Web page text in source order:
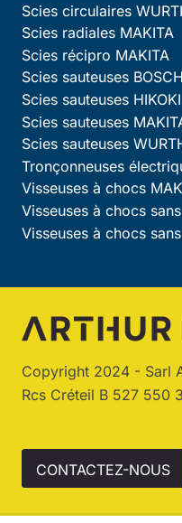
Scies circulaires
Scies radiales MAKITA
Scies récipro MAKITA
Scies sauteuses BOSCH
Scies sauteuses
Scies sauteuses
Scies sauteuses
Tronçonneuses
Visseuses à chocs
Visseuses à chocs
Visseuses à chocs
Copyright 2024 - Sarl
Rcs Créteil B 527 550
CONTACTEZ-NOUS